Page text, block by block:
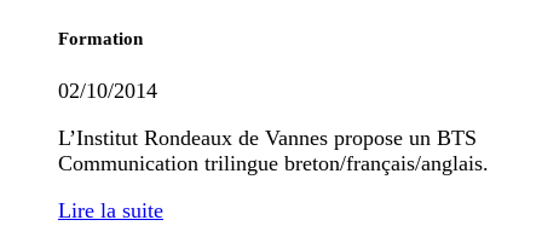
Formation
02/10/2014
L’Institut Rondeaux de Vannes propose un BTS
Communication trilingue breton/français/anglais.
Lire la suite